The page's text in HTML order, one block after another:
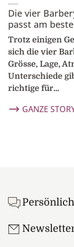
Die vier
passt am
Trotz einigen
sich die vier
Grösse, Lage,
Unterschiede
richtige für…
GANZE